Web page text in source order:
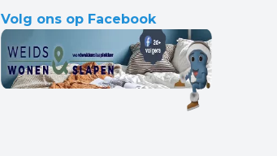
Volg ons op Facebook